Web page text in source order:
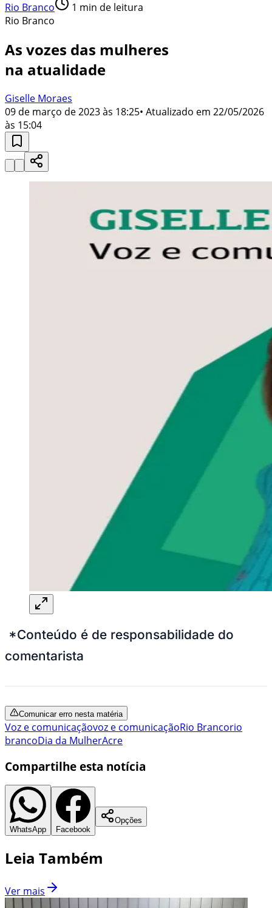
Rio Branco 1 min de leitura
Rio Branco
As vozes das mulheres
na atualidade
Giselle Moraes
09 de março de 2023 às 18:25• Atualizado em 22/05/2026
às 15:04
*Conteúdo é de responsabilidade do
comentarista
Comunicar erro nesta matéria
Voz e comunicaçãovoz e comunicaçãoRio Brancorio
brancoDia da MulherAcre
Compartilhe esta notícia
WhatsApp Facebook
Opções
Leia Também
Ver mais